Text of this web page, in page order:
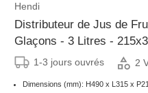
Hendi
Distributeur de Jus de
Glaçons - 3 Litres -
1-3 jours ouvrés 2
Dimensions (mm): H490 x L315 x